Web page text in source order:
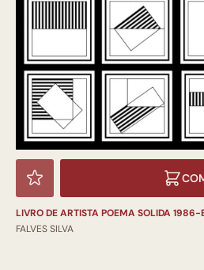
LIVRO DE ARTISTA POEMA SOLIDA 1986-
FALVES SILVA